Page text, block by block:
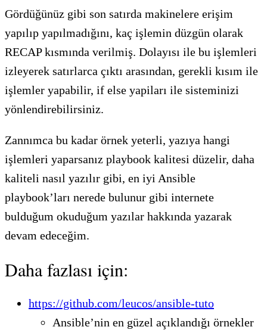
Gördüğünüz gibi son satırda makinelere erişim
yapılıp yapılmadığını, kaç işlemin düzgün olarak
RECAP kısmında verilmiş. Dolayısı ile bu işlemleri
izleyerek satırlarca çıktı arasından, gerekli kısım ile
işlemler yapabilir, if else yapiları ile sisteminizi
yönlendirebilirsiniz.
Zannımca bu kadar örnek yeterli, yazıya hangi
işlemleri yaparsanız playbook kalitesi düzelir, daha
kaliteli nasıl yazılır gibi, en iyi Ansible
playbook’ları nerede bulunur gibi internete
bulduğum okuduğum yazılar hakkında yazarak
devam edeceğim.
Daha fazlası için:
https://github.com/leucos/ansible-tuto
Ansible’nin en güzel açıklandığı örnekler